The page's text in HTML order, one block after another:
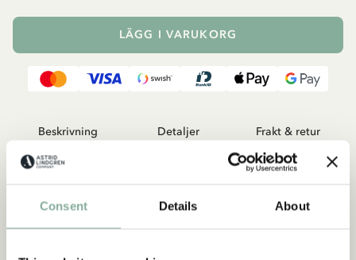
Consent Details About
LÄGG I VARUKORG
Beskrivning Detaljer Frakt & retur
Magnet med motiv från Räven och Tomten, en berättelse av
diktsamling med samma namn. Astrid Lindgrens version skrevs
från Astrid Lindgren AB.